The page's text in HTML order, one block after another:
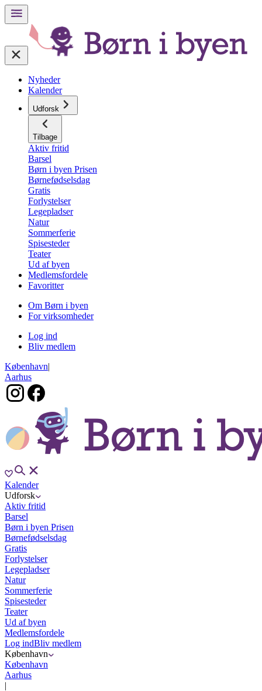
Nyheder
Kalender
Udforsk
Tilbage
Aktiv fritid
Barsel
Børn i byen Prisen
Børnefødselsdag
Gratis
Forlystelser
Legepladser
Natur
Sommerferie
Spisesteder
Teater
Ud af byen
Medlemsfordele
Favoritter
Om Børn i byen
For virksomheder
Log ind
Bliv medlem
København|
Aarhus
Kalender
Udforsk
Aktiv fritid
Barsel
Børn i byen Prisen
Børnefødselsdag
Gratis
Forlystelser
Legepladser
Natur
Sommerferie
Spisesteder
Teater
Ud af byen
Medlemsfordele
Log indBliv medlem
København
København
Aarhus
|